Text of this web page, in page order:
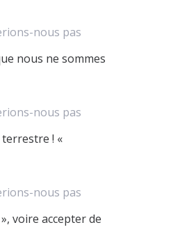
nous pas
nous ne sommes
nous pas
terrestre ! «
nous pas
voire accepter de